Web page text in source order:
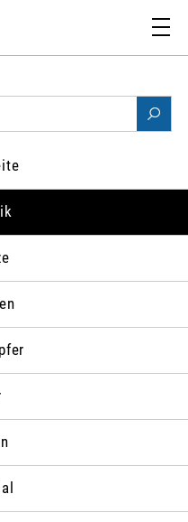
auf zunehmendes
Oberstleutnant Liebusch